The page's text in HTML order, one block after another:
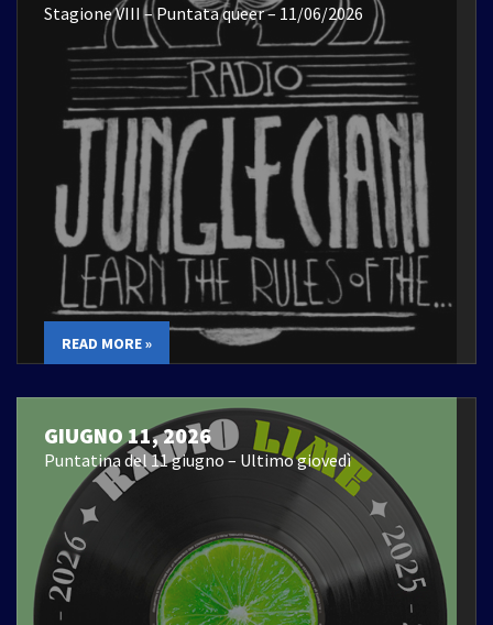
Stagione VIII – Puntata queer – 11/06/2026
READ MORE »
GIUGNO 11, 2026
Puntatina del 11 giugno – Ultimo giovedì